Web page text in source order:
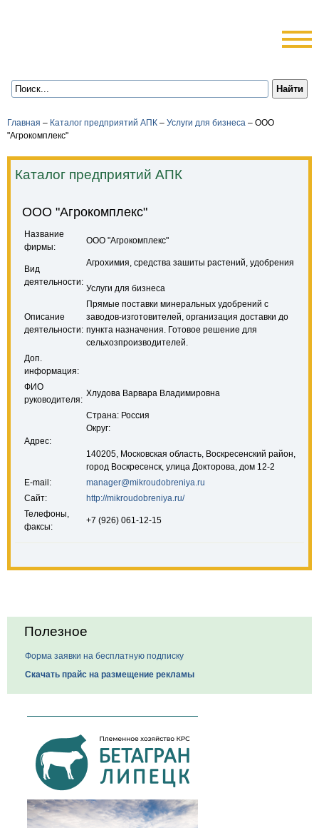
Главная – Каталог предприятий АПК – Услуги для бизнеса – ООО
"Агрокомплекс"
Каталог предприятий АПК
ООО "Агрокомплекс"
Название
фирмы:
ООО "Агрокомплекс"
Вид
деятельности:
Агрохимия, средства зашиты растений, удобрения
Услуги для бизнеса
Описание
деятельности:
Прямые поставки минеральных удобрений с
заводов-изготовителей, организация доставки до
пункта назначения. Готовое решение для
сельхозпроизводителей.
Доп.
информация:
ФИО
руководителя:
Хлудова Варвара Владимировна
Адрес:
Страна: Россия
Округ:
140205, Московская область, Воскресенский район,
город Воскресенск, улица Докторова, дом 12-2
E-mail:
manager@mikroudobreniya.ru
Сайт:
http://mikroudobreniya.ru/
Телефоны,
факсы:
+7 (926) 061-12-15
Полезное
Форма заявки на бесплатную подписку
Скачать прайс на размещение рекламы